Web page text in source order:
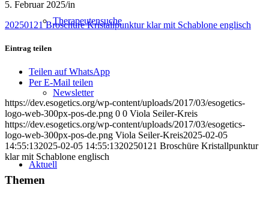
Therapeutensuche
Newsletter
Aktuell
5. Februar 2025/in
20250121 Broschüre Kristallpunktur klar mit Schablone englisch
Eintrag teilen
Teilen auf WhatsApp
Per E-Mail teilen
https://dev.esogetics.org/wp-content/uploads/2017/03/esogetics-
logo-web-300px-pos-de.png 0 0 Viola Seiler-Kreis
https://dev.esogetics.org/wp-content/uploads/2017/03/esogetics-
logo-web-300px-pos-de.png Viola Seiler-Kreis2025-02-05
14:55:132025-02-05 14:55:1320250121 Broschüre Kristallpunktur
klar mit Schablone englisch
Themen